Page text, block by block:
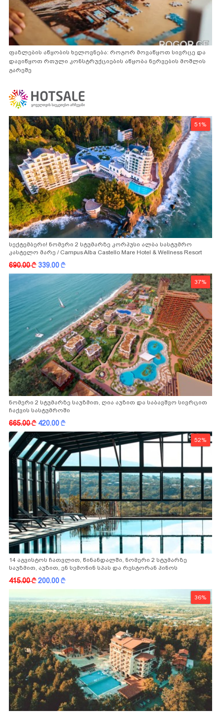
ფაზლების აწყობის ხელოვნება: როგორ მოვაწყოთ სივრცე და
დავიწყოთ რთული კონსტრუქციების აწყობა ნერვების მოშლის
გარეშე
51%
სექტემბერი! ნომერი 2 სტუმარზე კორპუსი ალბა სასტუმრო
კასტელო მარე / Campus Alba Castello Mare Hotel & Wellness Resort
-სგან!
690.00k 339.00k
37%
ნომერი 2 სტუმარზე საუზმით, ღია აუზით და საბავშვო სივრცით
ჩაქვის სასტუმროში
665.00k 420.00k
52%
14 აგვისტოს ჩათვლით, წინანდალში, ნომერი 2 სტუმარზე
საუზმით, აუზით, ენ სემონინ სპას და რესტორან პინოს
415.00k200.00k
36%